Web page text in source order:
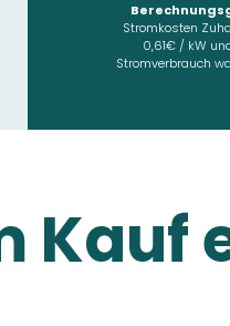
Stromkosten
0,61€ / kW
Stromverbrauch
Kauf